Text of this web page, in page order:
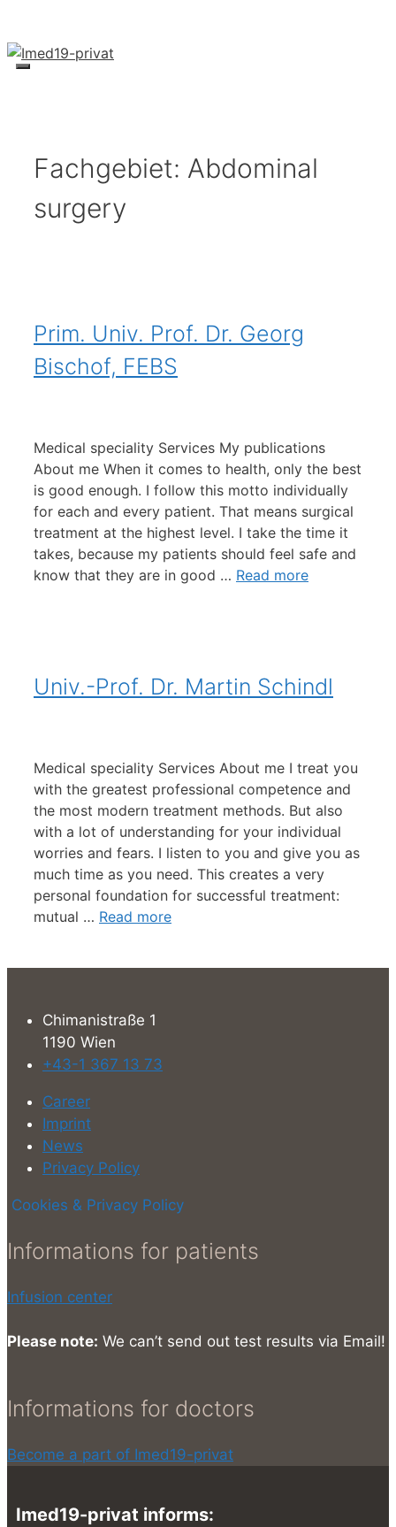
to
content
Menu
Fachgebiet: Abdominal
surgery
Prim. Univ. Prof. Dr. Georg
Bischof, FEBS
Medical speciality Services My publications
About me When it comes to health, only the best
is good enough. I follow this motto individually
for each and every patient. That means surgical
treatment at the highest level. I take the time it
takes, because my patients should feel safe and
know that they are in good … Read more
Univ.-Prof. Dr. Martin Schindl
Medical speciality Services About me I treat you
with the greatest professional competence and
the most modern treatment methods. But also
with a lot of understanding for your individual
worries and fears. I listen to you and give you as
much time as you need. This creates a very
personal foundation for successful treatment:
mutual … Read more
Chimanistraße 1
1190 Wien
+43-1 367 13 73
Career
Imprint
News
Privacy Policy
Cookies & Privacy Policy
Informations for patients
Infusion center
Please note: We can’t send out test results via Email!
Informations for doctors
Become a part of Imed19-privat
Imed19-privat informs: